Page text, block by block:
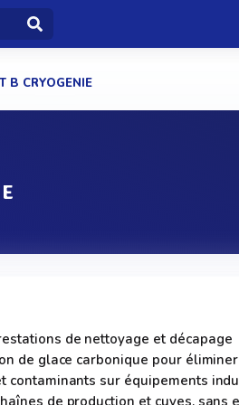
B CRYOGENIE
de nettoyage et décapage
de glace carbonique pour éliminer
contaminants sur équipements
de production et cuves, sans